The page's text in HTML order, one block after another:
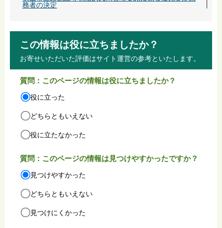
務者の決定
この情報は役に立ちましたか？
お寄せいただいた評価はサイト運営の参考といたします。
質問：このページの情報は役に立ちましたか？
役に立った
どちらともいえない
役に立たなかった
質問：このページの情報は見つけやすかったですか？
見つけやすかった
どちらともいえない
見つけにくかった